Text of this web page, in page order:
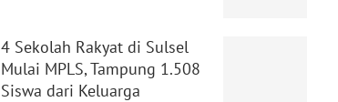
4 Sekolah Rakyat di Sulsel
Mulai MPLS, Tampung 1.508
Siswa dari Keluarga